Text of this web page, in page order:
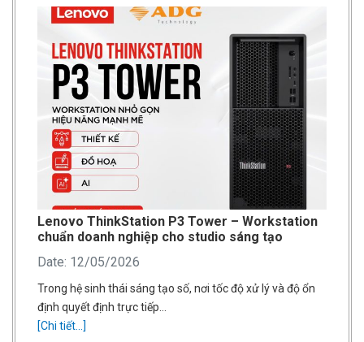
Lenovo ThinkStation P3 Tower – Workstation
chuẩn doanh nghiệp cho studio sáng tạo
Date: 12/05/2026
Trong hệ sinh thái sáng tạo số, nơi tốc độ xử lý và độ ổn
định quyết định trực tiếp…
[Chi tiết...]